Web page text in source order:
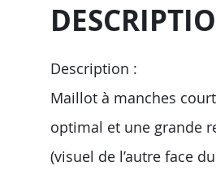
Description :
Maillot à manches
optimal et une grande
(visuel de l’autre face